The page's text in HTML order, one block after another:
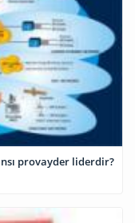
provayder liderdir?